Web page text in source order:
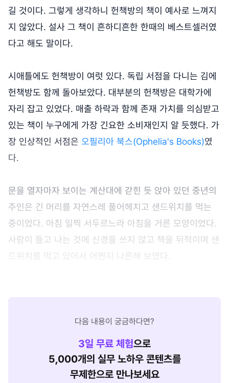
길 것이다. 그렇게 생각하니 헌책방의 책이 예사로 느껴지
지 않았다. 설사 그 책이 흔하디흔한 한때의 베스트셀러였
다고 해도 말이다.
시애틀에도 헌책방이 여럿 있다. 독립 서점을 다니는 김에
헌책방도 함께 돌아보았다. 대부분의 헌책방은 대학가에
자리 잡고 있었다. 매출 하락과 함께 존재 가치를 의심받고
있는 책이 누구에게 가장 긴요한 소비재인지 알 듯했다. 가
장 인상적인 서점은 오필리아 북스(Ophelia's Books)였
다.
문을 열자마자 보이는 계산대에 갇힌 듯 앉아 있던 중년의
주인은 긴 머리를 자연스레 풀어헤치고 샌드위치를 먹는
중이었다. 아침 일찍 서두르느라 아침을 거른 모양이었다.
사람이 들고 나는 것에 신경을 쓰지 않고 책을 뒤적이며 샌
드위치를 먹고 있어서 어쩐지 나른해 보였다.
다음 내용이 궁금하다면?
3일 무료 체험으로
5,000개의 실무 노하우 콘텐츠를
무제한으로 만나보세요